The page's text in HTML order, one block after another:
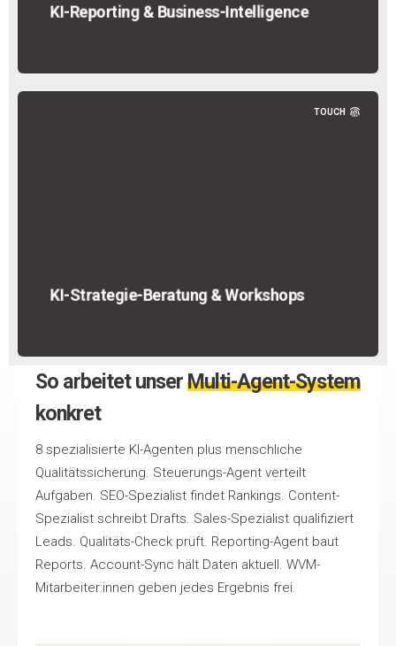
KI-Reporting & Business-Intelligence
TOUCH
KI-Strategie-Beratung & Workshops
So arbeitet unserMulti-Agent-System
konkret
8 spezialisierte KI-Agenten plus menschliche
Qualitätssicherung. Steuerungs-Agent verteilt
Aufgaben. SEO-Spezialist findet Rankings. Content-
Spezialist schreibt Drafts. Sales-Spezialist qualifiziert
Leads. Qualitäts-Check prüft. Reporting-Agent baut
Reports. Account-Sync hält Daten aktuell. WVM-
Mitarbeiter:innen geben jedes Ergebnis frei.